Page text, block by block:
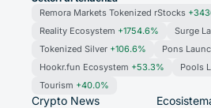
Remora Markets Tokenized rStocks
Reality Ecosystem +1754.6% Surge
Tokenized Silver +106.6% Pons
Hookr.fun Ecosystem +53.3% Pools
Tourism +40.0%
Crypto News